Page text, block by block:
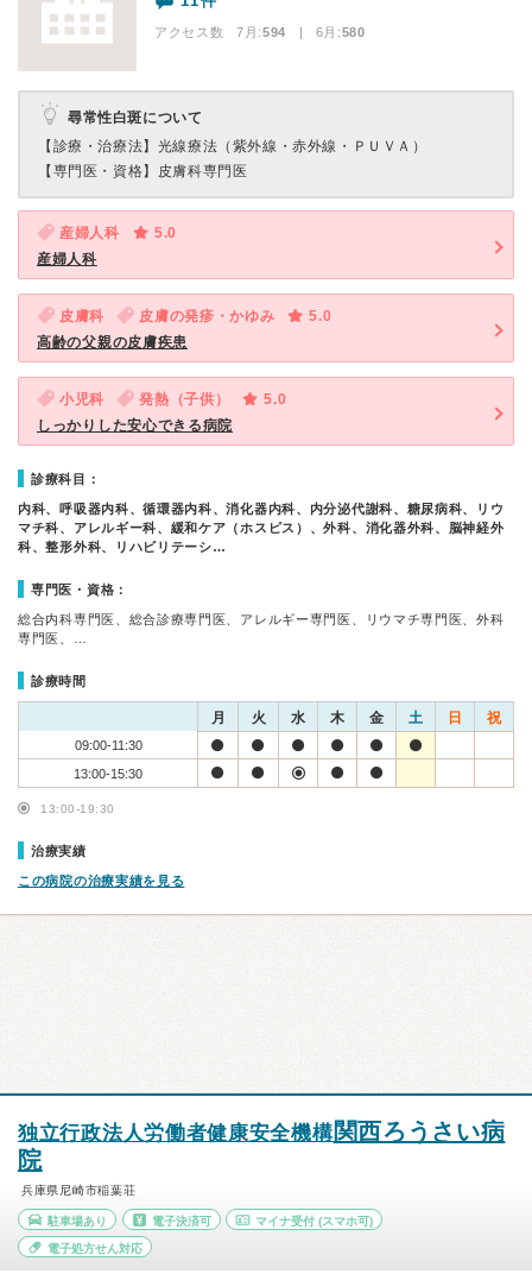
アクセス数 7月:594 | 6月:580
尋常性白斑について
【診療・治療法】 光線療法（紫外線・赤外線・ＰＵＶＡ）
【専門医・資格】 皮膚科専門医
産婦人科
5.0
産婦人科
皮膚科 皮膚の発疹・かゆみ
5.0
高齢の父親の皮膚疾患
小児科 発熱（子供）
5.0
しっかりした安心できる病院
診療科目：
内科、呼吸器内科、循環器内科、消化器内科、内分泌代謝科、糖尿病科、リウ
マチ科、アレルギー科、緩和ケア（ホスピス）、外科、消化器外科、脳神経外
科、整形外科、リハビリテーシ…
専門医・資格：
総合内科専門医、総合診療専門医、アレルギー専門医、リウマチ専門医、外科
専門医、…
診療時間
月 火 水 木 金 土 日 祝
09:00-11:30
13:00-15:30
13:00-19:30
治療実績
この病院の治療実績を見る
独立行政法人労働者健康安全機構関西ろうさい病
院
兵庫県尼崎市稲葉荘
駐車場あり 電子決済可 マイナ受付 (スマホ可)
電子処方せん対応